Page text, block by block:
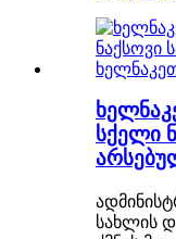
სქელი
სახლის